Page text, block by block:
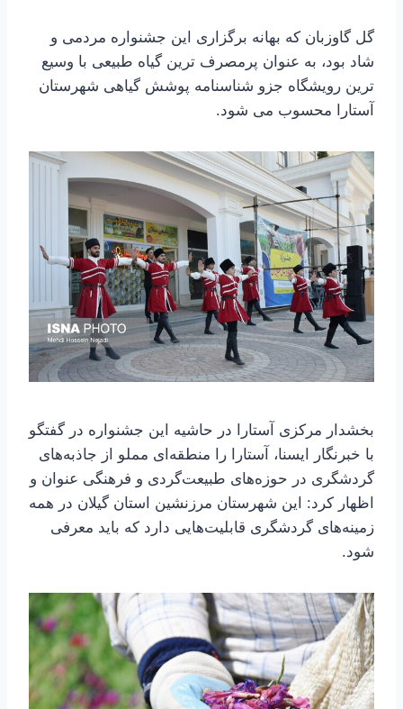
گل گاوزبان که بهانه برگزاری این جشنواره مردمی و
شاد بود، به عنوان پرمصرف ترین گیاه طبیعی با وسیع
ترین رویشگاه جزو شناسنامه پوشش گیاهی شهرستان
آستارا محسوب می شود.
بخشدار مرکزی آستارا در حاشیه این جشنواره در گفتگو
با خبرنگار ایسنا، آستارا را منطقه‌ای مملو از جاذبه‌های
گردشگری در حوزه‌های طبیعت‌گردی و فرهنگی عنوان و
اظهار کرد: این شهرستان مرزنشین استان گیلان در همه
زمینه‌های گردشگری قابلیت‌هایی دارد که باید معرفی
شود.